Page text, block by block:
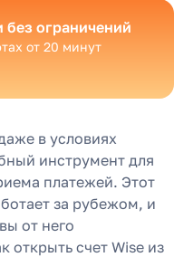
без ограничений
от 20 минут
в условиях
инструмент для
платежей. Этот
за рубежом, и
от него
открыть счет Wise из